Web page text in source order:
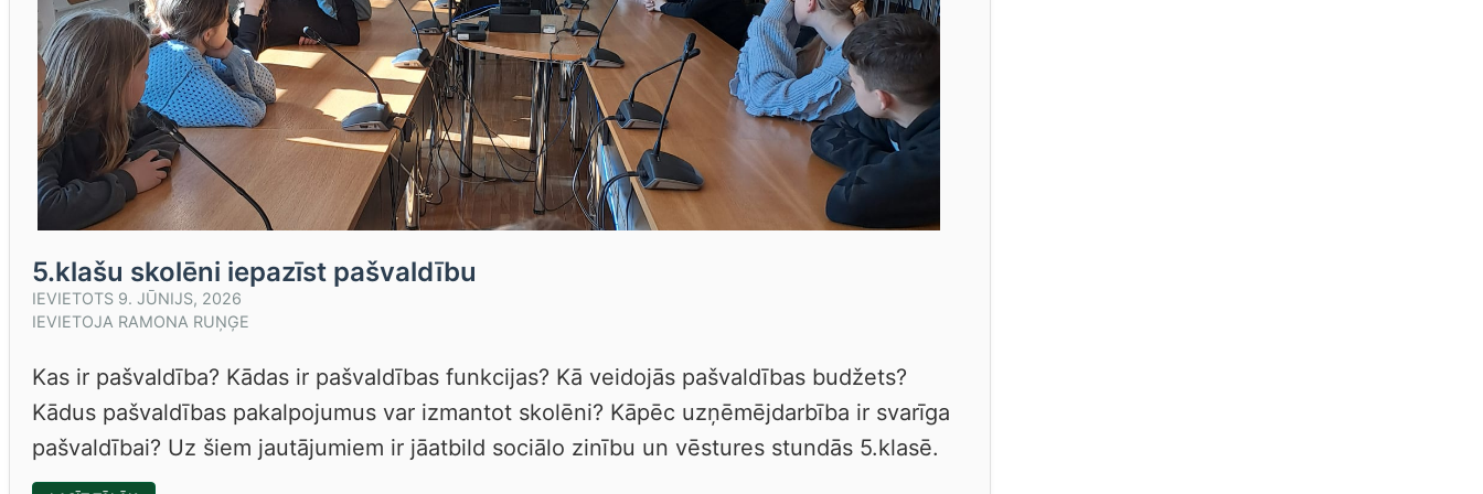
5.klašu skolēni iepazīst pašvaldību
IEVIETOTS 9. JŪNIJS, 2026
IEVIETOJA RAMONA RUŅĢE
Kas ir pašvaldība? Kādas ir pašvaldības funkcijas? Kā veidojās pašvaldības budžets?
Kādus pašvaldības pakalpojumus var izmantot skolēni? Kāpēc uzņēmējdarbība ir svarīga
pašvaldībai? Uz šiem jautājumiem ir jāatbild sociālo zinību un vēstures stundās 5.klasē.